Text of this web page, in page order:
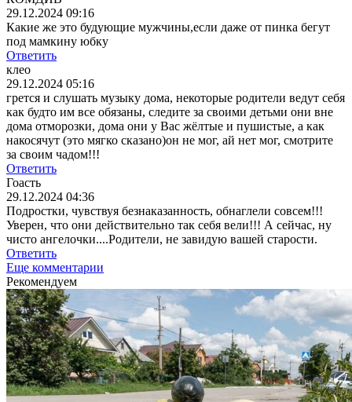
29.12.2024 09:16
Какие же это будующие мужчины,если даже от пинка бегут
под мамкину юбку
Ответить
клео
29.12.2024 05:16
грется и слушать музыку дома, некоторые родители ведут себя
как будто им все обязаны, следите за своими детьми они вне
дома отморозки, дома они у Вас жёлтые и пушистые, а как
накосячут (это мягко сказано)он не мог, ай нет мог, смотрите
за своим чадом!!!
Ответить
Гоасть
29.12.2024 04:36
Подростки, чувствуя безнаказанность, обнаглели совсем!!!
Уверен, что они действительно так себя вели!!! А сейчас, ну
чисто ангелочки....Родители, не завидую вашей старости.
Ответить
Еще комментарии
Рекомендуем